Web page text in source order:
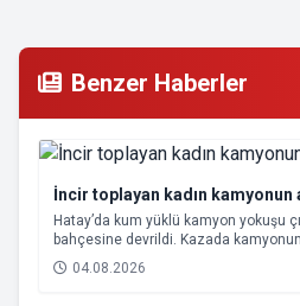
Benzer Haberler
İncir toplayan kadın kamyonun
Hatay’da kum yüklü kamyon yokuşu
bahçesine devrildi. Kazada
annesi 65 yaşındaki kadın hayatını
04.08.2026